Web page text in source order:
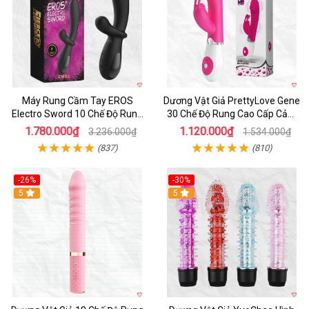
Máy Rung Cầm Tay EROS
Electro Sword 10 Chế Độ Rung
Mạnh Mẽ Kích Thích
1.780.000₫ 3.236.000₫
(837)
Dương Vật Giả PrettyLove Gene
30 Chế Độ Rung Cao Cấp Cảm
Biến Âm Thanh Kích Thích Tối
Ưu
1.120.000₫ 1.534.000₫
(810)
-26%
Hot
5
-30%
Hot
5